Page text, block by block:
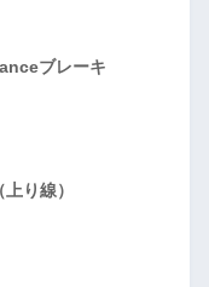
ブレーキ
り線）